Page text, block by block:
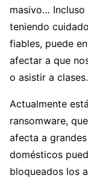
masivo…
teniendo
fiables, puede
afectar a que
o asistir a clases.
Actualmente
ransomware,
afecta a
domésticos
bloqueados los